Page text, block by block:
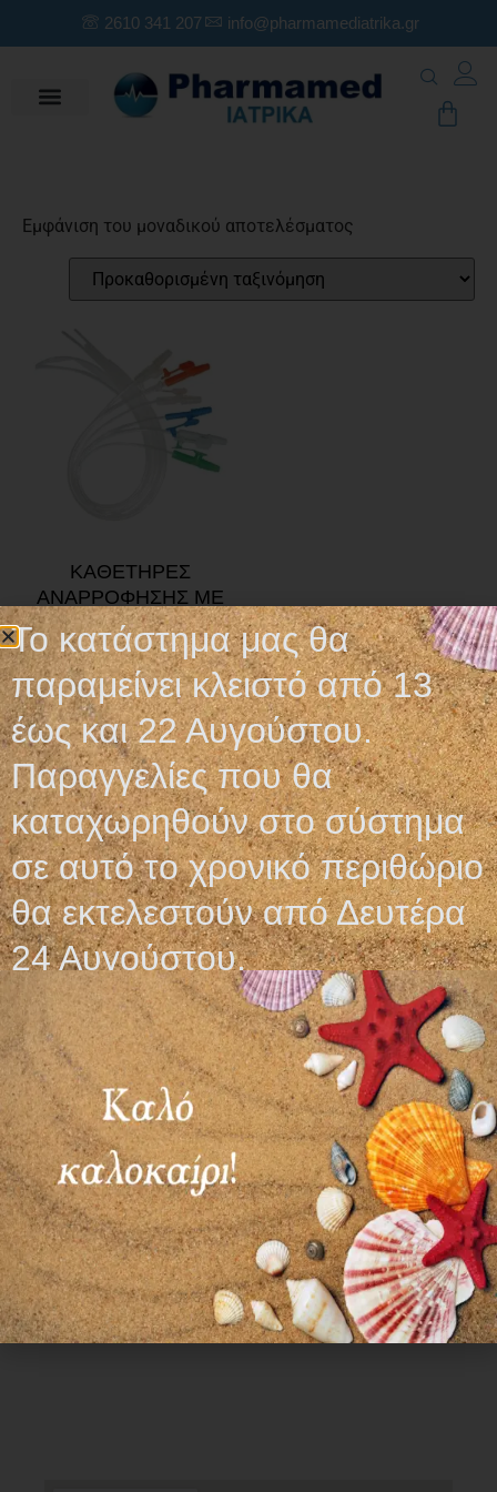
2610 341 207 info@pharmamediatrika.gr
Εμφάνιση του μοναδικού αποτελέσματος
ΚΑΘΕΤΗΡΕΣ
ΑΝΑΡΡΟΦΗΣΗΣ ΜΕ
ΒΑΛΒΙΔΑ ΕΛΕΓΧΟΥ
0,48€
Προσθήκη στο καλάθι
Ωράριο λειτουργίας
ΕΙΔΙΚΟ ΘΕΡΙΝΟ ΩΡΑΡΙΟ
ΔΕΥ-ΠΑΡ: 09:00-14:30
ΣΑΒ – ΚΥΡ: ΚΛΕΙΣΤΑ
Χρήσιμα Links
Όροι Χρήσης
Πολιτική απορρήτου
Τρόποι πληρωμής
Τρόποι αποστολής
Το κατάστημα μας θα
παραμείνει κλειστό από 13
έως και 22 Αυγούστου.
Παραγγελίες που θα
καταχωρηθούν στο σύστημα
σε αυτό το χρονικό περιθώριο
θα εκτελεστούν από Δευτέρα
24 Αυγούστου.